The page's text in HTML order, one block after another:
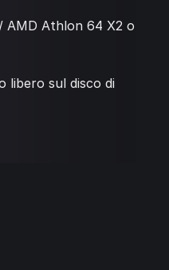
AMD Athlon 64 X2 o
libero sul disco di